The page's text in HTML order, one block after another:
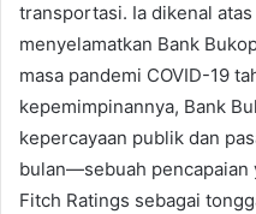
transportasi. Ia dikenal
menyelamatkan Bank
masa pandemi COVID-19
kepemimpinannya, Bank
kepercayaan publik dan
bulan—sebuah pencapaian
Fitch Ratings sebagai